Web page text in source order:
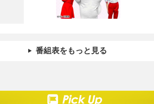
番組表をもっと見る